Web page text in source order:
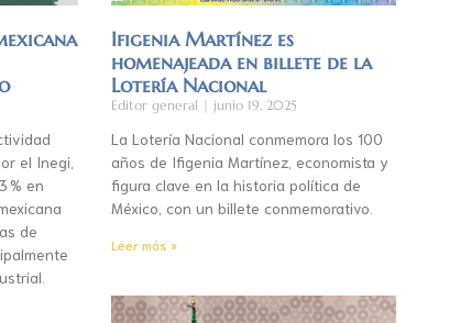
el Inegi,
% en
de
Ifigenia Martínez es
homenajeada en billete de la
Lotería Nacional
Editor general junio 19, 2025
La Lotería Nacional conmemora los 100
años de Ifigenia Martínez, economista y
figura clave en la historia política de
México, con un billete conmemorativo.
Leer más »